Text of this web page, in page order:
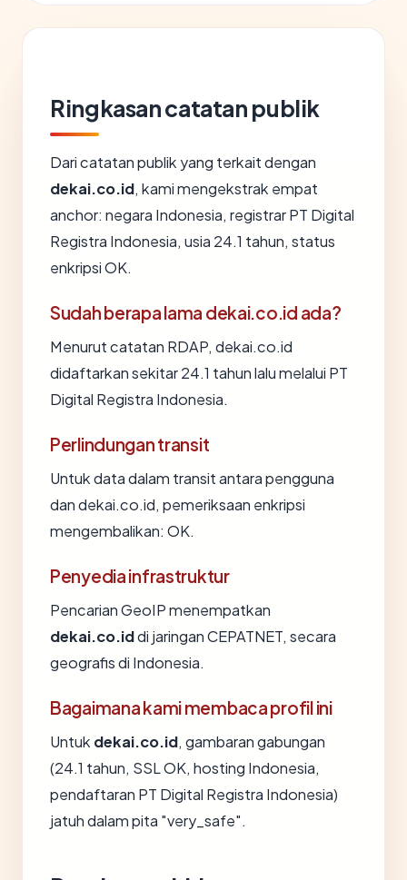
Ringkasan catatan publik
Dari catatan publik yang terkait dengan
dekai.co.id, kami mengekstrak empat
anchor: negara Indonesia, registrar PT Digital
Registra Indonesia, usia 24.1 tahun, status
enkripsi OK.
Sudah berapa lama dekai.co.id ada?
Menurut catatan RDAP, dekai.co.id
didaftarkan sekitar 24.1 tahun lalu melalui PT
Digital Registra Indonesia.
Perlindungan transit
Untuk data dalam transit antara pengguna
dan dekai.co.id, pemeriksaan enkripsi
mengembalikan: OK.
Penyedia infrastruktur
Pencarian GeoIP menempatkan
dekai.co.iddi jaringan CEPATNET, secara
geografis di Indonesia.
Bagaimana kami membaca profil ini
Untuk dekai.co.id, gambaran gabungan
(24.1 tahun, SSL OK, hosting Indonesia,
pendaftaran PT Digital Registra Indonesia)
jatuh dalam pita "very_safe".